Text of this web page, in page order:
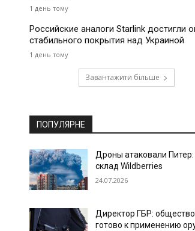
1 день тому
Российские аналоги Starlink достигли
стабильного покрытия над Украиной
1 день тому
Завантажити більше
ПОПУЛЯРНЕ
Дроны атаковали Питер:
склад Wildberries
24.07.2026
Директор ГБР:
готово к применению